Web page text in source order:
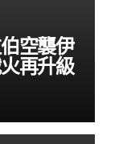
空襲伊
再升級